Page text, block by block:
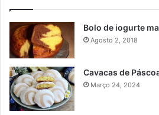
Bolo de iogurte
Agosto 2, 2018
Cavacas de
Março 24, 2024